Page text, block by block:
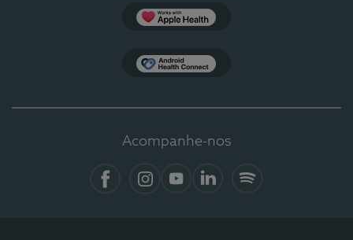
Acompanhe-nos